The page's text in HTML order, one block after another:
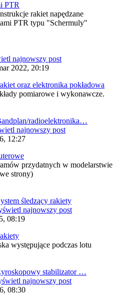
PTR
rakiet napędzane
PTR typu "Schermuly"
najnowszy post
2022, 20:19
oraz elektronika pokładowa
pomiarowe i wykonawcze.
radioelektronika…
najnowszy post
12:27
przydatnych w modelarstwie
strony)
śledzący rakiety
najnowszy post
08:19
występujące podczas lotu
stabilizator …
najnowszy post
08:30